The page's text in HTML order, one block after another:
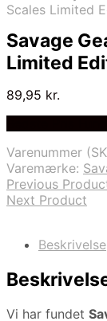
Scales Limited
Savage
Limited
89,95 kr.
Varenummer
Varemærke:
Previous
Next Product
Beskrivelse
Vi har fundet